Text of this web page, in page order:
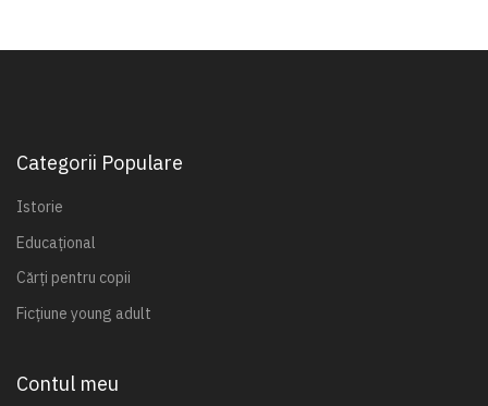
Categorii Populare
Istorie
Educațional
Cărți pentru copii
Ficțiune young adult
Contul meu